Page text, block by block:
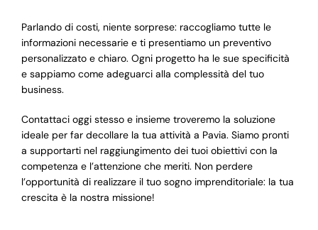
Parlando di costi, niente sorprese: raccogliamo tutte le
informazioni necessarie e ti presentiamo un preventivo
personalizzato e chiaro. Ogni progetto ha le sue specificità
e sappiamo come adeguarci alla complessità del tuo
business.
Contattaci oggi stesso e insieme troveremo la soluzione
ideale per far decollare la tua attività a Pavia. Siamo pronti
a supportarti nel raggiungimento dei tuoi obiettivi con la
competenza e l’attenzione che meriti. Non perdere
l’opportunità di realizzare il tuo sogno imprenditoriale: la tua
crescita è la nostra missione!